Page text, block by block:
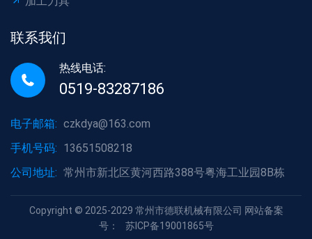
联系我们
热线电话:
0519-83287186
电子邮箱: czkdya@163.com
手机号码: 13651508218
公司地址: 常州市新北区黄河西路388号粤海工业园8B栋
Copyright © 2025-2029 常州市德联机械有限公司 网站备案
号：
苏ICP备19001865号